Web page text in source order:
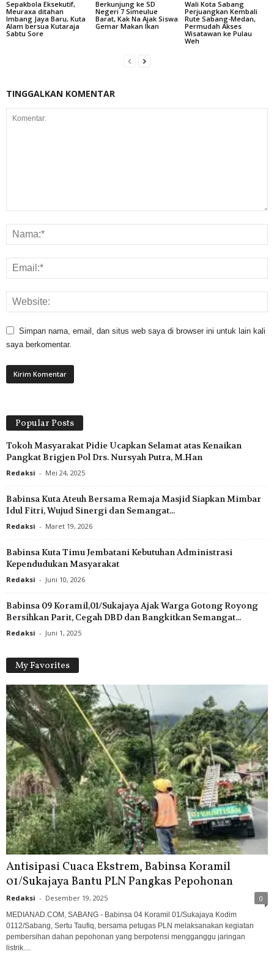
Sepakbola Eksekutif,
Meuraxa ditahan
Imbang Jaya Baru, Kuta
Alam bersua Kutaraja
Sabtu Sore
Berkunjung ke SD
Negeri 7 Simeulue
Barat, Kak Na Ajak Siswa
Gemar Makan Ikan
Wali Kota Sabang
Perjuangkan Kembali
Rute Sabang-Medan,
Permudah Akses
Wisatawan ke Pulau
Weh
TINGGALKAN KOMENTAR
Simpan nama, email, dan situs web saya di browser ini untuk lain kali
saya berkomentar.
Popular Posts
Tokoh Masyarakat Pidie Ucapkan Selamat atas Kenaikan
Pangkat Brigjen Pol Drs. Nursyah Putra, M.Han
Redaksi - Mei 24, 2025
Babinsa Kuta Ateuh Bersama Remaja Masjid Siapkan Mimbar
Idul Fitri, Wujud Sinergi dan Semangat...
Redaksi - Maret 19, 2026
Babinsa Kuta Timu Jembatani Kebutuhan Administrasi
Kependudukan Masyarakat
Redaksi - Juni 10, 2026
Babinsa 09 Koramil,01/Sukajaya Ajak Warga Gotong Royong
Bersihkan Parit, Cegah DBD dan Bangkitkan Semangat...
Redaksi - Juni 1, 2025
My Favorites
Antisipasi Cuaca Ekstrem, Babinsa Koramil
01/Sukajaya Bantu PLN Pangkas Pepohonan
Redaksi - Desember 19, 2025 0
MEDIANAD.COM, SABANG - Babinsa 04 Koramil 01/Sukajaya Kodim
0112/Sabang, Sertu Taufiq, bersama petugas PLN melaksanakan kegiatan
pembersihan dahan pepohonan yang berpotensi mengganggu jaringan
listrik....